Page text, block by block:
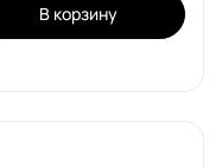
В корзину